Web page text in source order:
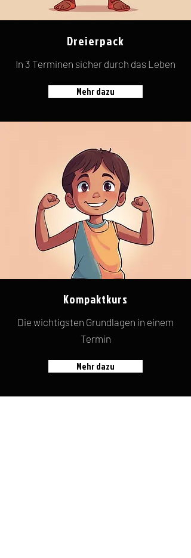
Dreierpack
In 3 Terminen sicher durch das Leben
Mehr dazu
Kompaktkurs
Die wichtigsten Grundlagen in einem
Termin
Mehr dazu